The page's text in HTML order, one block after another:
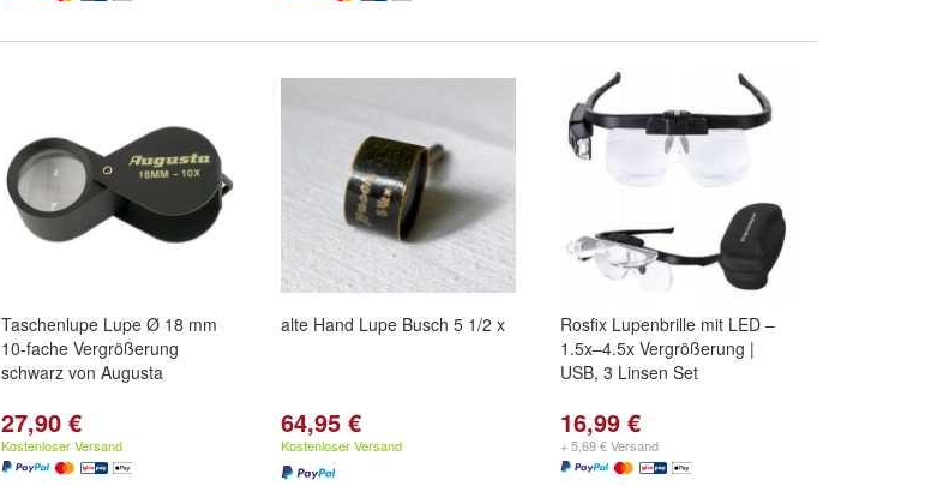
Taschenlupe Lupe Ø 18 mm
10-fache Vergrößerung
schwarz von Augusta
27,90 €
Kostenloser Versand
alte Hand Lupe Busch 5 1/2 x
64,95 €
Kostenloser Versand
Rosfix Lupenbrille mit LED –
1.5x–4.5x Vergrößerung |
USB, 3 Linsen Set
16,99 €
+ 5,69 € Versand